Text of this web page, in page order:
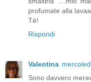
profumate alla
Tè!
Rispondi
Valentina
Sono davvero